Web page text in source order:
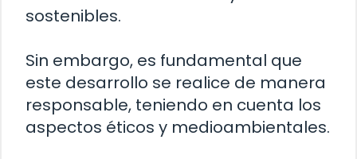
sostenibles.
Sin embargo, es fundamental que
este desarrollo se realice de manera
responsable, teniendo en cuenta los
aspectos éticos y medioambientales.